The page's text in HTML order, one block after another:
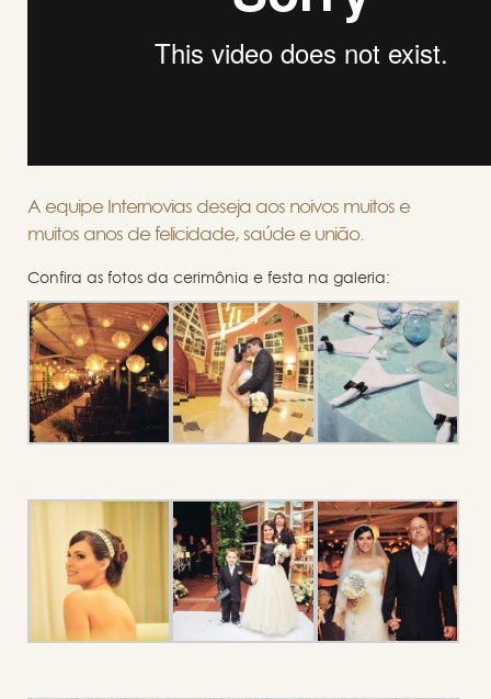
A equipe Internovias deseja aos noivos muitos e
muitos anos de felicidade, saúde e união.
Confira as fotos da cerimônia e festa na galeria: